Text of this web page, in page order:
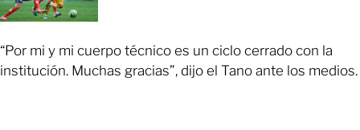
“Por mi y mi cuerpo técnico es un ciclo cerrado con la
institución. Muchas gracias”, dijo el Tano ante los medios.